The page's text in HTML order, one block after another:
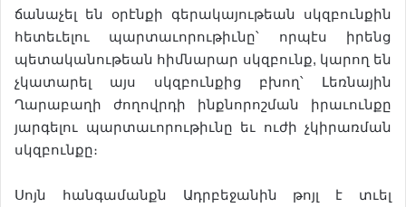
ճանաչել են օրէնքի գերակայութեան սկզբունքին
հետեւելու պարտաւորութիւնը՝ որպէս իրենց
պետականութեան հիմնարար սկզբունք, կարող են
չկատարել այս սկզբունքից բխող՝ Լեռնային
Ղարաբաղի ժողովրդի ինքնորոշման իրաւունքը
յարգելու պարտաւորութիւնը եւ ուժի չկիրառման
սկզբունքը։
Սոյն հանգամանքն Ադրբեջանին թոյլ է տւել